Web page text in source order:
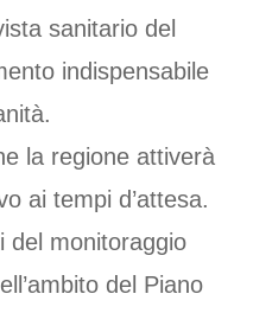
sanitario del
indispensabile
la regione attiverà
ai tempi d’attesa.
del monitoraggio
del Piano